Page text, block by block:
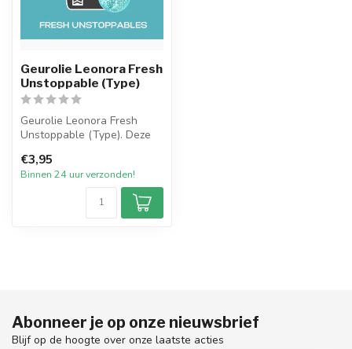
Geurolie Leonora Fresh
Unstoppable (Type)
Geurolie Leonora Fresh
Unstoppable (Type). Deze
door ...
€3,95
Binnen 24 uur verzonden!
Abonneer je op onze nieuwsbrief
Blijf op de hoogte over onze laatste acties